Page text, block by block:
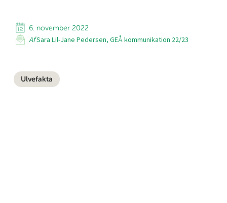
6. november 2022
AfSara Lil-Jane Pedersen, GEÅ kommunikation 22/23
Ulvefakta